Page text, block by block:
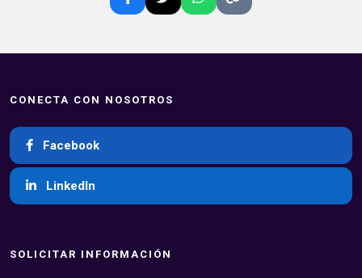
CONECTA CON NOSOTROS
Facebook
LinkedIn
SOLICITAR INFORMACIÓN